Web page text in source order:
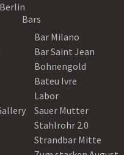
Bars
Bar Milano
Bar Saint Jean
Bohnengold
Bateu Ivre
Labor
Sauer Mutter
Stahlrohr 2.0
Strandbar Mitte